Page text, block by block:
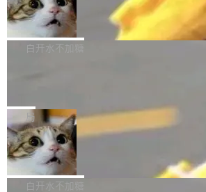
生成与复杂版式组织； 更稳定的图...
untu 用户在用，那用 snap 打包就没什么可
的。 从 deb 到 snap 的迁移路径 hwctl 是
hwlib 硬件 API 库的一部分，命令行工具负
创始人的角色「太累了」。几天后，The
ation 就曝出她将重回 OpenAI，负责递归自
改进方向的研究。她是 Thinking Machines
一在人才争夺战中失血的公司。六月，
连失两员大将：Noam Shazeer 去了 Op...
FFmpeg 9.0 发布
FFmpeg 9.0 现已发布，包含多项改进。官
新日志列出的 9.0 版本主要更新内容如下：
er HE-AAC 960 解码 (DAB+)
filter 添加 AMF Frame Rate Converter
_amf) filter SMPTE 2094-50 元数据支持和
通 ProRes RAW VideoToolbox 硬件加速器
V ...
白开水不加糖
Code 在 X 上发帖：「DeepSeek Flash did
tokens on August 1st. 5T of free usage +
on OpenCode Go.」79.8 万次浏览，连带着
DeepSeek一天消耗了8万亿# 上了微博热
注意这是 OpenCode 一家的消耗。
局
NetBSD 11.0 正式发布
NetBSD 11.0 现已正式发布，这是 NetBSD
作系统的第十八个主要版本。 自 NetBSD
白开水不加糖